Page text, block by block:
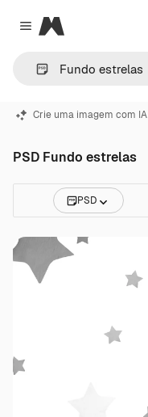
Close menu
Magnific
Crie uma imagem com IA
PSD Fundo estrelas
PSD